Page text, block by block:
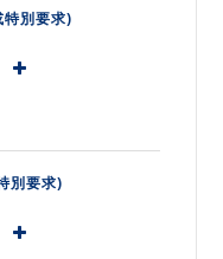
別要求)
別要求)